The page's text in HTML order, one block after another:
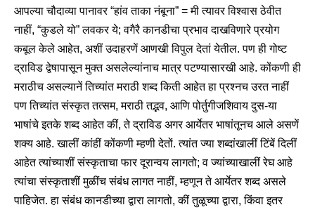
आपल्या चौदाव्या पानावर “हांव ताका नंबूना” = मी त्यावर विश्वास ठेवीत
नाहीं, “कुडले यो” लवकर ये; वगैरै कानडीचा प्रभाव दाखविणारे प्रयोग
कबूल केले आहेत, अशीं उदाहरणें आणखी विपुल देतां येतील. पण ही गोष्ट
द्राविड द्वेषापासून मुक्त असलेल्यांनाच मात्र पटण्यासारखी आहे. कोंकणी ही
मराठीच असल्यानें तिच्यांत मराठी शब्द किती आहेत हा प्रश्नच उरत नाहीं
पण तिच्यांत संस्कृत तत्सम, मराठी तद्भव, आणि पोर्तुगीजशिवाय दुस-या
भाषांचे इतके शब्द आहेत कीं, ते द्राविड अगर आर्येतर भाषांतूनच आले असणें
शक्य आहे. खालीं कांहीं कोंकणी म्हणी देतों. त्यांत ज्या शब्दांखालीं टिंबें दिलीं
आहेत त्यांच्याशीं संस्कृताचा फार दूरान्वय लागतो; व ज्यांच्याखालीं रेघ आहे
त्यांचा संस्कृताशीं मुळींच संबंध लागत नाहीं, म्हणून ते आर्येतर शब्द असले
पाहिजेत. हा संबंध कानडीच्या द्वारा लागतो, कीं तुळूच्या द्वारा, किंवा इतर